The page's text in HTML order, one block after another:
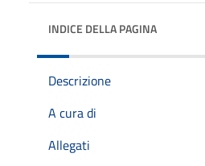
INDICE DELLA PAGINA
Descrizione
A cura di
Allegati